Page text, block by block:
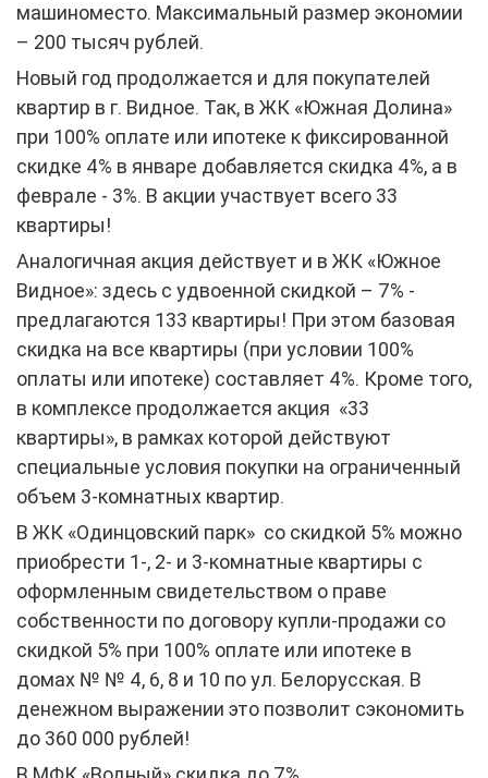
машиноместо. Максимальный размер экономии
– 200 тысяч рублей.
Новый год продолжается и для покупателей
квартир в г. Видное. Так, в ЖК «Южная Долина»
при 100% оплате или ипотеке к фиксированной
скидке 4% в январе добавляется скидка 4%, а в
феврале - 3%. В акции участвует всего 33
квартиры!
Аналогичная акция действует и в ЖК «Южное
Видное»: здесь с удвоенной скидкой – 7% -
предлагаются 133 квартиры! При этом базовая
скидка на все квартиры (при условии 100%
оплаты или ипотеке) составляет 4%. Кроме того,
в комплексе продолжается акция «33
квартиры», в рамках которой действуют
специальные условия покупки на ограниченный
объем 3-комнатных квартир.
В ЖК «Одинцовский парк» со скидкой 5% можно
приобрести 1-, 2- и 3-комнатные квартиры с
оформленным свидетельством о праве
собственности по договору купли-продажи со
скидкой 5% при 100% оплате или ипотеке в
домах № № 4, 6, 8 и 10 по ул. Белорусская. В
денежном выражении это позволит сэкономить
до 360 000 рублей!